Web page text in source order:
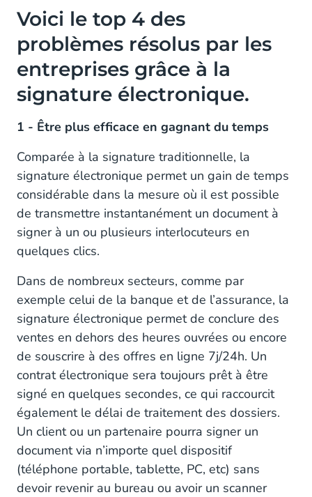
Voici le top 4 des
problèmes résolus par les
entreprises grâce à la
signature électronique.
1 - Être plus efficace en gagnant du temps
Comparée à la signature traditionnelle, la
signature électronique permet un gain de temps
considérable dans la mesure où il est possible
de transmettre instantanément un document à
signer à un ou plusieurs interlocuteurs en
quelques clics.
Dans de nombreux secteurs, comme par
exemple celui de la banque et de l’assurance, la
signature électronique permet de conclure des
ventes en dehors des heures ouvrées ou encore
de souscrire à des offres en ligne 7j/24h. Un
contrat électronique sera toujours prêt à être
signé en quelques secondes, ce qui raccourcit
également le délai de traitement des dossiers.
Un client ou un partenaire pourra signer un
document via n’importe quel dispositif
(téléphone portable, tablette, PC, etc) sans
devoir revenir au bureau ou avoir un scanner